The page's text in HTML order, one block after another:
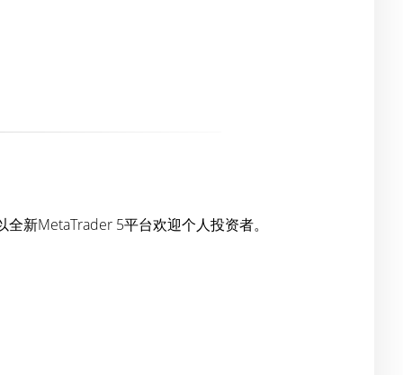
新MetaTrader 5平台欢迎个人投资者。